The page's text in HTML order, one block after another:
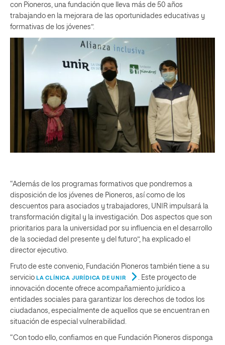
con Pioneros, una fundación que lleva más de 50 años
trabajando en la mejorara de las oportunidades educativas y
formativas de los jóvenes”.
“Además de los programas formativos que pondremos a
disposición de los jóvenes de Pioneros, así como de los
descuentos para asociados y trabajadores, UNIR impulsará la
transformación digital y la investigación. Dos aspectos que son
prioritarios para la universidad por su influencia en el desarrollo
de la sociedad del presente y del futuro”, ha explicado el
director ejecutivo.
Fruto de este convenio, Fundación Pioneros también tiene a su
servicio LA CLÍNICA JURÍDICA DE UNIR
. Este proyecto de
innovación docente ofrece acompañamiento jurídico a
entidades sociales para garantizar los derechos de todos los
ciudadanos, especialmente de aquellos que se encuentran en
situación de especial vulnerabilidad.
“Con todo ello, confiamos en que Fundación Pioneros disponga